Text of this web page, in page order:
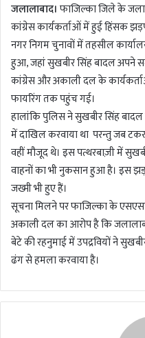
a
n
e
m
a
i
l
जलालाबाद। फाजिल्का जिले के
कांग्रेस कार्यकर्ताओं में हुई हिंसक
नगर निगम चुनावों में तहसील
हुआ, जहां सुखबीर सिंह बादल अपने
कांग्रेस और अकाली दल के
फायरिंग तक पहुंच गई।
हालांकि पुलिस ने सुखबीर सिंह
में दाखिल करवाया था परन्तु जब
वहीं मौजूद थे। इस पत्थरबाज़ी में
वाहनों का भी नुकसान हुआ है। इस
जख्मी भी हुए हैं।
सूचना मिलने पर फाजिल्का के
अकाली दल का आरोप है कि
बेटे की रहनुमाई में उपद्रवियों ने
ढंग से हमला करवाया है।